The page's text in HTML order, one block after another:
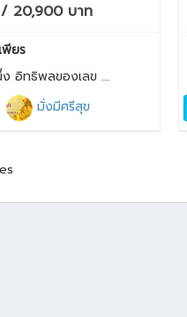
20,900 บาท
ยร
ง อิทธิพลของเลข ...
มั่งมีศรีสุข